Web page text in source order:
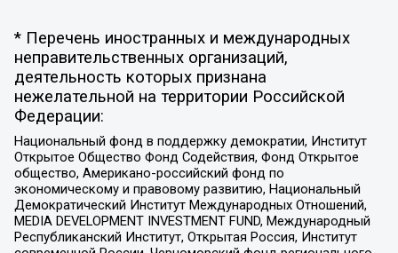
* Перечень иностранных и международных
неправительственных организаций,
деятельность которых признана
нежелательной на территории Российской
Федерации:
Национальный фонд в поддержку демократии, Институт
Открытое Общество Фонд Содействия, Фонд Открытое
общество, Американо-российский фонд по
экономическому и правовому развитию, Национальный
Демократический Институт Международных Отношений,
MEDIA DEVELOPMENT INVESTMENT FUND, Международный
Республиканский Институт, Открытая Россия, Институт